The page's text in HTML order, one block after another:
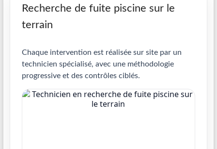
Recherche de fuite piscine sur le
terrain
Chaque intervention est réalisée sur site par un
technicien spécialisé, avec une méthodologie
progressive et des contrôles ciblés.